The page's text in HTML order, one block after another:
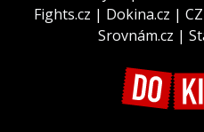
Fights.cz | Dokina.cz |
Srovnám.cz |